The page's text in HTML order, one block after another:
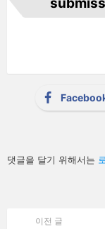
m
답
글
댓글을 달기 위해서는
이전 글